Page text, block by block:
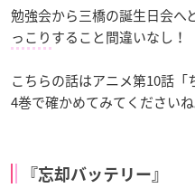
勉強会から三橋の誕生日会へ
っこりすること間違いなし！
こちらの話はアニメ第10話
4巻で確かめてみてくださいね
『忘却バッテリー』